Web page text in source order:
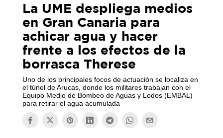
La UME despliega medios
en Gran Canaria para
achicar agua y hacer
frente a los efectos de la
borrasca Therese
Uno de los principales focos de actuación se localiza en
el túnel de Arucas, donde los militares trabajan con el
Equipo Medio de Bombeo de Aguas y Lodos (EMBAL)
para retirar el agua acumulada